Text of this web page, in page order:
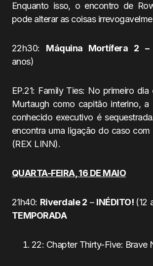
Enquanto isso, o encontro de
pode alterar as coisas
22h30: Máquina Mortífera 2 –
anos)
EP.21: Family Ties: No primeiro
Murtaugh como capitão interino, a
conhecido executivo é
encontra uma ligação do caso
(REX LINN).
QUARTA-FEIRA, 16 DE MAIO
21h40: Riverdale 2 – INÉDITO! (12
TEMPORADA
22: Chapter Thirty-Five: Brave